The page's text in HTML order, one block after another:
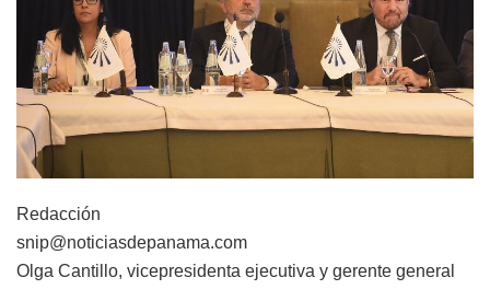
Redacción
snip@noticiasdepanama.com
Olga Cantillo, vicepresidenta ejecutiva y gerente general